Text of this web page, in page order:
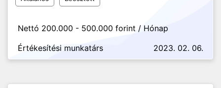
Nettó 200.000 - 500.000 forint / Hónap
Értékesítési munkatárs
2023. 02. 06.